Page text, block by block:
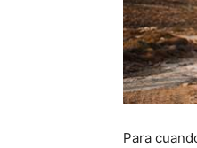
Para